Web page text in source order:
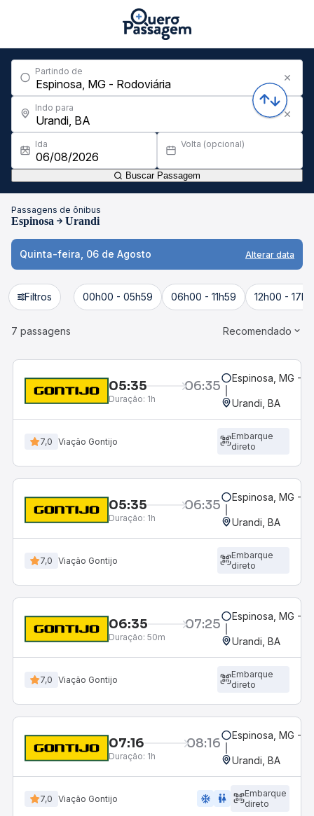
Partindo de
Indo para
Ida Volta (opcional)
Buscar Passagem
Passagens de ônibus
Espinosa Urandi
Quinta-feira, 06 de Agosto Alterar data
Filtros 00h00 - 05h59 06h00 - 11h59 12h00 -
7 passagens Recomendado
05:35 06:35
Duração: 1h
Espinosa, MG -
Urandi, BA
7,0 Viação Gontijo
Embarque
direto
05:35 06:35
Duração: 1h
Espinosa, MG -
Urandi, BA
7,0 Viação Gontijo
Embarque
direto
06:35 07:25
Duração: 50m
Espinosa, MG -
Urandi, BA
7,0 Viação Gontijo
Embarque
direto
07:16 08:16
Duração: 1h
Espinosa, MG -
Urandi, BA
7,0 Viação Gontijo ac_unit wc
Embarque
direto